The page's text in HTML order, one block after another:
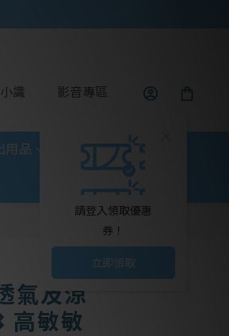
識 影音專區
請登入領取優惠
券！
立即領取
用品 玩具童書
氣及涼
高敏敏